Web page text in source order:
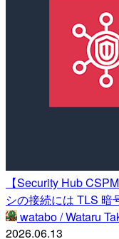
【Security Hub
シの接続には TLS 暗
watabo / Wataru
2026.06.13